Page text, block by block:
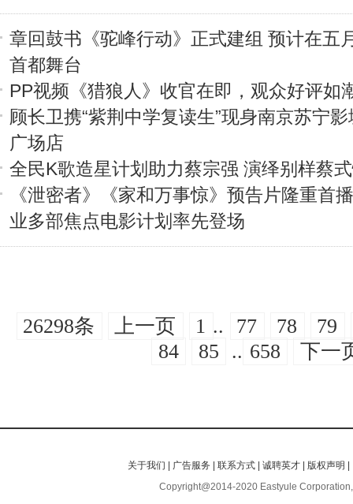
章回鼓书《驼峰行动》正式建组 预计在五
首都舞台
PP视频《猎狼人》收官在即，观众好评如
顾长卫携“紫荆中学复读生”现身南京苏宁
广场店
全民K歌造星计划助力蔡宗强 演绎别样蔡
《泄密者》《家和万事惊》预告片隆重首
业多部焦点电影计划率先登场
26298条 上一页 1 .. 77 78
79
84
85 .. 658 下一
关于我们 广告服务 |联系方式 |诚聘英才 版权声明
Copyright@2014-2020 Eastyule